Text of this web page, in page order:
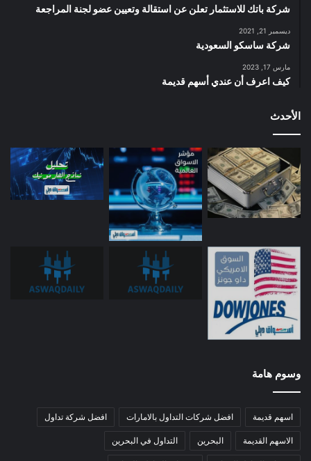
شركة باتك للاستثمار تعلن عن استقالة وتعيين عضو لجنة المراجعة
ديسمبر 21, 2021
شركة ساسكو السعودية
مارس 17, 2023
كيف اعرف أن عندي أسهم قديمة
الأحدث
وسوم هامة
اسهم قديمة افضل شركات التداول بالامارات افضل شركة تداول
الاسهم القديمة البحرين التداول في البحرين